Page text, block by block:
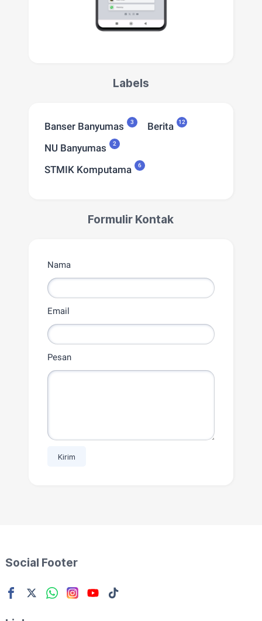
Labels
Banser Banyumas 3 Berita 12
NU Banyumas 2
STMIK Komputama 6
Formulir Kontak
Nama
Email
Pesan
Social Footer